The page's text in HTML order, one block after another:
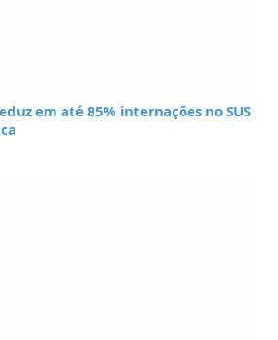
em até 85% internações no SUS